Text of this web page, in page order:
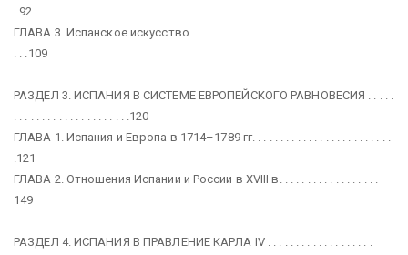
. 92
ГЛАВА 3. Испанское искусство . . . . . . . . . . . . . . . . . . . . . . . . . . . . . . . . . . . .
. . .109
РАЗДЕЛ 3. ИСПАНИЯ В СИСТЕМЕ ЕВРОПЕЙСКОГО РАВНОВЕСИЯ . . . . .
. . . . . . . . . . . . . . . . . . . . .120
ГЛАВА 1. Испания и Европа в 1714–1789 гг. . . . . . . . . . . . . . . . . . . . . . . . .
.121
ГЛАВА 2. Отношения Испании и России в XVIII в. . . . . . . . . . . . . . . . . .
149
РАЗДЕЛ 4. ИСПАНИЯ В ПРАВЛЕНИЕ КАРЛА IV . . . . . . . . . . . . . . . . . . .